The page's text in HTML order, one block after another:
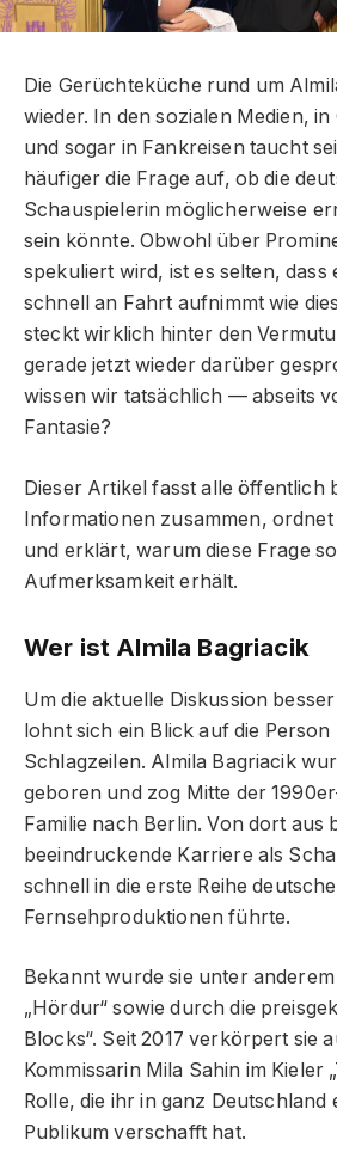
Die Gerüchteküche rund um
wieder. In den sozialen Medien,
und sogar in Fankreisen taucht
häufiger die Frage auf, ob die
Schauspielerin möglicherweise
sein könnte. Obwohl über
spekuliert wird, ist es selten, dass
schnell an Fahrt aufnimmt wie
steckt wirklich hinter den
gerade jetzt wieder darüber
wissen wir tatsächlich — abseits
Fantasie?
Dieser Artikel fasst alle öffentlich
Informationen zusammen, ordnet
und erklärt, warum diese Frage
Aufmerksamkeit erhält.
Wer ist Almila Bagriacik
Um die aktuelle Diskussion
lohnt sich ein Blick auf die Person
Schlagzeilen. Almila Bagriacik
geboren und zog Mitte der
Familie nach Berlin. Von dort aus
beeindruckende Karriere als
schnell in die erste Reihe
Fernsehproduktionen führte.
Bekannt wurde sie unter
„Hördur“ sowie durch die
Blocks“. Seit 2017 verkörpert sie
Kommissarin Mila Sahin im Kieler
Rolle, die ihr in ganz Deutschland
Publikum verschafft hat.